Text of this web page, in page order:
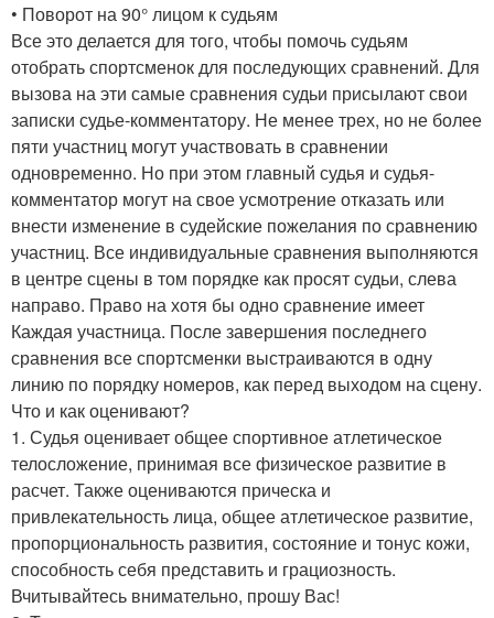
• Поворот на 90° лицом к судьям
Все это делается для того, чтобы помочь судьям
отобрать спортсменок для последующих сравнений. Для
вызова на эти самые сравнения судьи присылают свои
записки судье-комментатору. Не менее трех, но не более
пяти участниц могут участвовать в сравнении
одновременно. Но при этом главный судья и судья-
комментатор могут на свое усмотрение отказать или
внести изменение в судейские пожелания по сравнению
участниц. Все индивидуальные сравнения выполняются
в центре сцены в том порядке как просят судьи, слева
направо. Право на хотя бы одно сравнение имеет
Каждая участница. После завершения последнего
сравнения все спортсменки выстраиваются в одну
линию по порядку номеров, как перед выходом на сцену.
Что и как оценивают?
1. Судья оценивает общее спортивное атлетическое
телосложение, принимая все физическое развитие в
расчет. Также оцениваются прическа и
привлекательность лица, общее атлетическое развитие,
пропорциональность развития, состояние и тонус кожи,
способность себя представить и грациозность.
Вчитывайтесь внимательно, прошу Вас!